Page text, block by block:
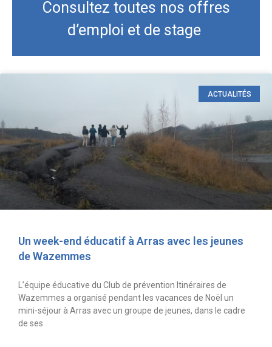
Consultez toutes nos offres
d’emploi et de stage
ACTUALITÉS
Un week-end éducatif à Arras avec les jeunes
de Wazemmes
L’équipe éducative du Club de prévention Itinéraires de
Wazemmes a organisé pendant les vacances de Noël un
mini-séjour à Arras avec un groupe de jeunes, dans le cadre
de ses